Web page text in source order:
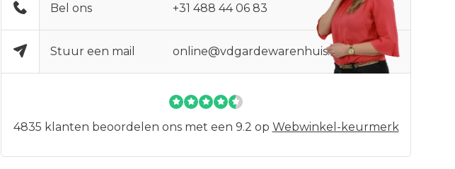
Bel ons +31 488 44 06 83
Stuur een mail online@vdgardewarenhuis.nl
4835 klanten beoordelen ons met een 9.2 op Webwinkel-keurmerk